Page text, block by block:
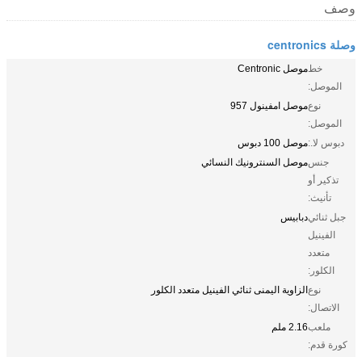
وصف
وصلة centronics
خط
الموصل:
موصل Centronic
نوع
الموصل:
موصل امفينول 957
دبوس لا.:موصل 100 دبوس
جنس
تذكير أو
تأنيث:
موصل السنترونيك النسائي
جبل ثنائي
الفينيل
متعدد
الكلور:
دبابيس
نوع
الاتصال:
الزاوية اليمنى ثنائي الفينيل متعدد الكلور
ملعب
كورة قدم:
2.16 ملم